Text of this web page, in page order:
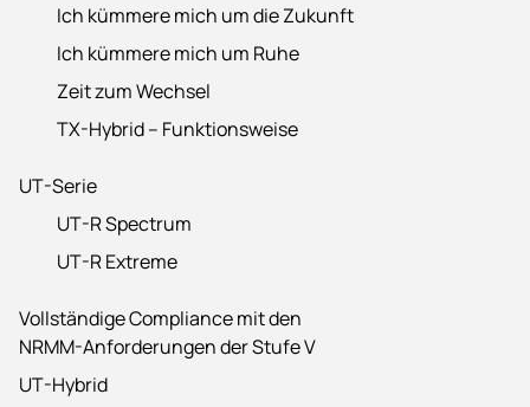
Ich kümmere mich um die Zukunft
Ich kümmere mich um Ruhe
Zeit zum Wechsel
TX-Hybrid – Funktionsweise
UT-Serie
UT-R Spectrum
UT-R Extreme
Vollständige Compliance mit den
NRMM-Anforderungen der Stufe V
UT-Hybrid